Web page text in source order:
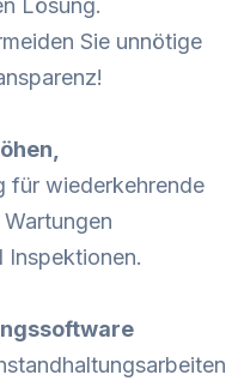
Lösung.
Sie unnötige
für wiederkehrende
Inspektionen.